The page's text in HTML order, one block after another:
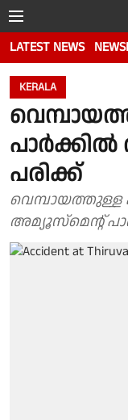
LATEST NEWS
KERALA
പരിക്ക്
വെമ്പായത്തുള്ള
അമ്യൂസ്മെൻ്റ്